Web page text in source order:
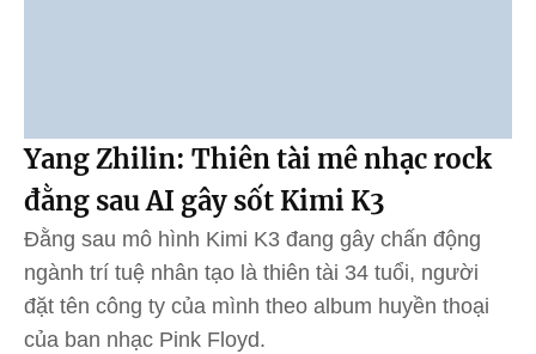
Yang Zhilin: Thiên tài mê nhạc rock
đằng sau AI gây sốt Kimi K3
Đằng sau mô hình Kimi K3 đang gây chấn động
ngành trí tuệ nhân tạo là thiên tài 34 tuổi, người
đặt tên công ty của mình theo album huyền thoại
của ban nhạc Pink Floyd.